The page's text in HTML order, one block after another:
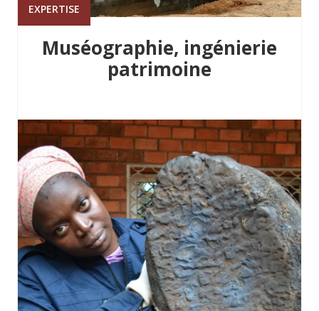
EXPERTISE
Muséographie, ingénierie
patrimoine